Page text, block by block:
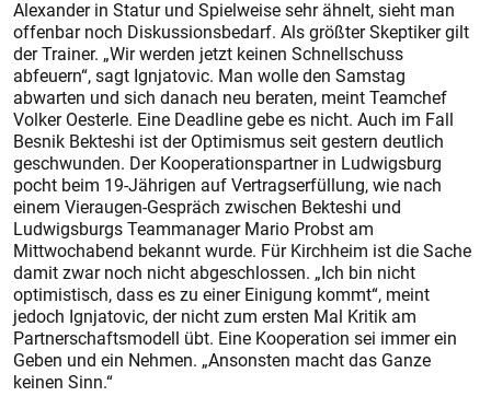
Alexander in Statur und Spielweise sehr ähnelt, sieht man
offenbar noch Diskussionsbedarf. Als größter Skeptiker gilt
der Trainer. „Wir werden jetzt keinen Schnellschuss
abfeuern“, sagt Ignjatovic. Man wolle den Samstag
abwarten und sich danach neu beraten, meint Teamchef
Volker Oesterle. Eine Deadline gebe es nicht. Auch im Fall
Besnik Bekteshi ist der Optimismus seit gestern deutlich
geschwunden. Der Kooperationspartner in Ludwigsburg
pocht beim 19-Jährigen auf Vertragserfüllung, wie nach
einem Vieraugen-Gespräch zwischen Bekteshi und
Ludwigsburgs Teammanager Mario Probst am
Mittwochabend bekannt wurde. Für Kirchheim ist die Sache
damit zwar noch nicht abgeschlossen. „Ich bin nicht
optimistisch, dass es zu einer Einigung kommt“, meint
jedoch Ignjatovic, der nicht zum ersten Mal Kritik am
Partnerschaftsmodell übt. Eine Kooperation sei immer ein
Geben und ein Nehmen. „Ansonsten macht das Ganze
keinen Sinn.“